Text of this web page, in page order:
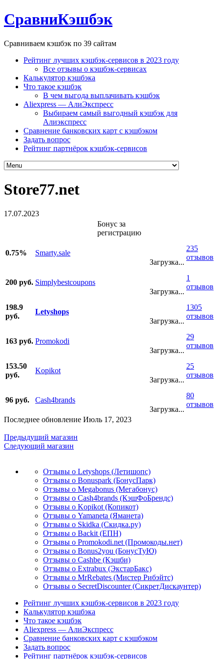
СравниКэшбэк
Сравниваем кэшбэк по 39 сайтам
Рейтинг лучших кэшбэк-сервисов в 2023 году
Все отзывы о кэшбэк-сервисах
Калькулятор кэшбэка
Что такое кэшбэк
В чем выгода выплачивать кэшбэк
Aliexpress — АлиЭкспресс
Выбираем самый выгодный кэшбэк для
Алиэкспресс
Сравнение банковских карт с кэшбэком
Задать вопрос
Рейтинг партнёрок кэшбэк-сервисов
Store77.net
17.07.2023
Бонус за
регистрацию
0.75%
Smarty.sale
Загрузка...
235
отзывов
200 руб. Simplybestcoupons
Загрузка...
1
отзывов
198.9
руб.
Letyshops
Загрузка...
1305
отзывов
163 руб. Promokodi
Загрузка...
29
отзывов
153.50
руб.
Kopikot
Загрузка...
25
отзывов
96 руб.
Cash4brands
Загрузка...
80
отзывов
Последнее обновление Июль 17, 2023
Предыдущий магазин
Следующий магазин
Отзывы о Letyshops (Летишопс)
Отзывы о Bonuspark (БонусПарк)
Отзывы о Megabonus (Мегабонус)
Отзывы о Cash4brands (КэшФоБрендс)
Отзывы о Kopikot (Копикот)
Отзывы о Yamaneta (Яманета)
Отзывы о Skidka (Скидка.ру)
Отзывы о Backit (ЕПН)
Отзывы о Promokodi.net (Промокоды.нет)
Отзывы о Bonus2you (БонусТуЮ)
Отзывы о Cashbe (Кэшби)
Отзывы о Extrabux (ЭкстарБакс)
Отзывы о MrRebates (Мистер Рибэйтс)
Отзывы о SecretDiscounter (СикретДискаунтер)
Рейтинг лучших кэшбэк-сервисов в 2023 году
Калькулятор кэшбэка
Что такое кэшбэк
Aliexpress — АлиЭкспресс
Сравнение банковских карт с кэшбэком
Задать вопрос
Рейтинг партнёрок кэшбэк-сервисов